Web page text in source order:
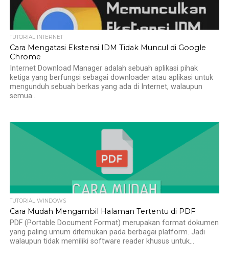
TUTORIAL INTERNET
Cara Mengatasi Ekstensi IDM Tidak Muncul di Google
Chrome
Internet Download Manager adalah sebuah aplikasi pihak
ketiga yang berfungsi sebagai downloader atau aplikasi untuk
mengunduh sebuah berkas yang ada di Internet, walaupun
semua...
TUTORIAL WINDOWS
Cara Mudah Mengambil Halaman Tertentu di PDF
PDF (Portable Document Format) merupakan format dokumen
yang paling umum ditemukan pada berbagai platform. Jadi
walaupun tidak memiliki software reader khusus untuk...